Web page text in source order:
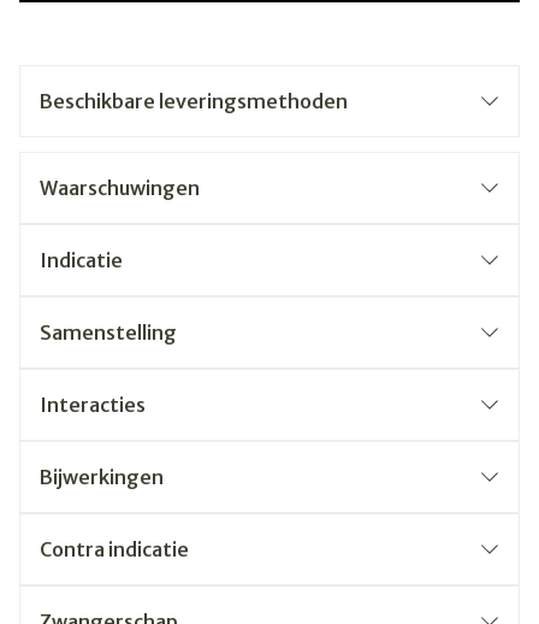
Beschikbare leveringsmethoden
Waarschuwingen
Indicatie
Samenstelling
Interacties
Bijwerkingen
Contra indicatie